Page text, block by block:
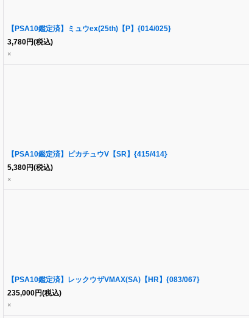
【PSA10鑑定済】ミュウex(25th)【P】{014/025}
3,780円(税込)
×
【PSA10鑑定済】ピカチュウV【SR】{415/414}
5,380円(税込)
×
【PSA10鑑定済】レックウザVMAX(SA)【HR】{083/067}
235,000円(税込)
×